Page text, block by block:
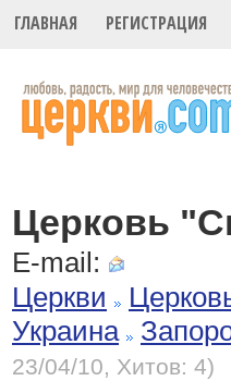
ГЛАВНАЯ РЕГИСТРАЦИЯ
Церковь
E-mail:
Церкви
Украина
23/04/10, Хитов: 4)